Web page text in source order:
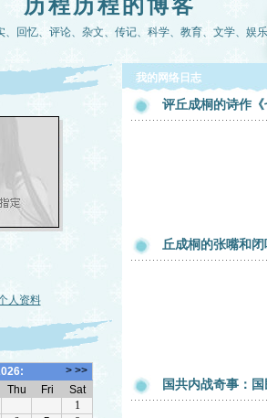
历程历程的博客
、回忆、评论、杂文、传记、科学、教育、文学、娱乐
人资料
我的网络日志
评丘成桐的诗作
丘成桐的张嘴和闭
国共内战奇事：